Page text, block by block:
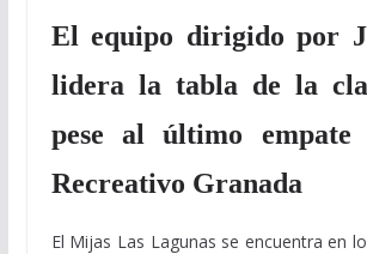
El equipo dirigido por
lidera la tabla de la
pese al último
Recreativo Granada
El Mijas Las Lagunas se encuentra en